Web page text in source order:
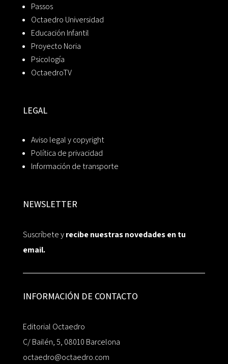
Passos
Octaedro Universidad
Educación Infantil
Proyecto Noria
Psicología
OctaedroTV
LEGAL
Aviso legal y copyright
Política de privacidad
Información de transporte
NEWSLETTER
Suscríbete yrecibe nuestras novedades en tu
email.
INFORMACIÓN DE CONTACTO
Editorial Octaedro
C/ Bailén, 5, 08010 Barcelona
octaedro@octaedro.com